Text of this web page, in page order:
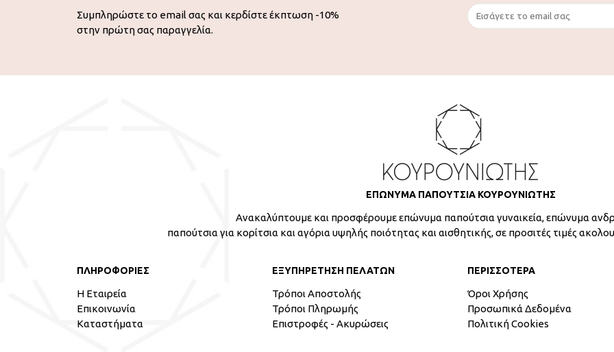
Συμπληρώστε το email σας και κερδίστε έκπτωση -10%
στην πρώτη σας παραγγελία.
ΕΠΩΝΥΜΑ ΠΑΠΟΥΤΣΙΑ ΚΟΥΡΟΥΝΙΩΤΗΣ
Ανακαλύπτουμε και προσφέρουμε επώνυμα παπούτσια γυναικεία, επώνυμα
παπούτσια για κορίτσια και αγόρια υψηλής ποιότητας και αισθητικής, σε προσιτές τιμές
ΠΛΗΡΟΦΟΡΙΕΣ
Η Εταιρεία
Επικοινωνία
Καταστήματα
ΕΞΥΠΗΡΕΤΗΣΗ ΠΕΛΑΤΩΝ
Τρόποι Αποστολής
Τρόποι Πληρωμής
Επιστροφές - Ακυρώσεις
ΠΕΡΙΣΣΟΤΕΡΑ
Όροι Χρήσης
Προσωπικά Δεδομένα
Πολιτική Cookies